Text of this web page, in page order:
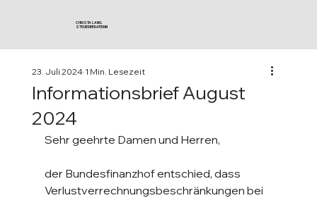
CHRISTA LANG
STEUERBERATERIN
Informationsbrief August
2024
23. Juli 2024 1 Min. Lesezeit
Sehr geehrte Damen und Herren,
der Bundesfinanzhof entschied, dass
Verlustverrechnungsbeschränkungen bei